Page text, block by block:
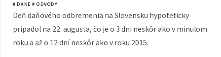
# DANE # ODVODY
Deň daňového odbremenia na Slovensku hypoteticky
pripadol na 22. augusta, čo je o 3 dni neskôr ako v minulom
roku a až o 12 dní neskôr ako v roku 2015.